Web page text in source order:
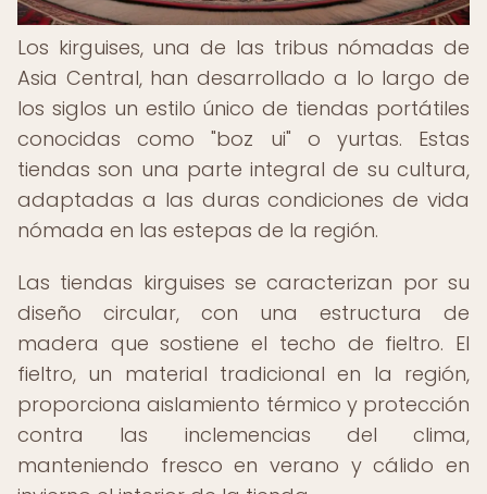
Los kirguises, una de las tribus nómadas de
Asia Central, han desarrollado a lo largo de
los siglos un estilo único de tiendas portátiles
conocidas como "boz ui" o yurtas. Estas
tiendas son una parte integral de su cultura,
adaptadas a las duras condiciones de vida
nómada en las estepas de la región.
Las tiendas kirguises se caracterizan por su
diseño circular, con una estructura de
madera que sostiene el techo de fieltro. El
fieltro, un material tradicional en la región,
proporciona aislamiento térmico y protección
contra las inclemencias del clima,
manteniendo fresco en verano y cálido en